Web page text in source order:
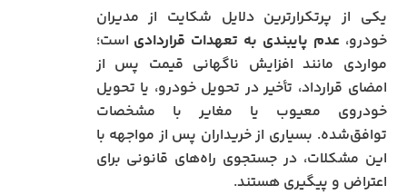
یکی از پرتکرارترین دلایل شکایت از مدیران
خودرو،عدم پایبندی به تعهدات قراردادی است؛
مواردی مانند افزایش ناگهانی قیمت پس از
امضای قرارداد، تأخیر در تحویل خودرو، یا تحویل
خودروی معیوب یا مغایر با مشخصات
توافق‌شده. بسیاری از خریداران پس از مواجهه با
این مشکلات، در جستجوی راه‌های قانونی برای
اعتراض و پیگیری هستند.